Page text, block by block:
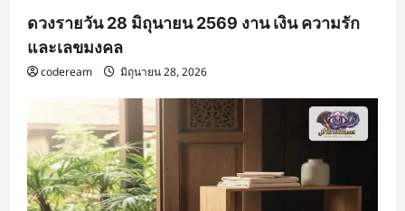
ดวงรายวัน 28 มิถุนายน 2569 งาน เงิน ความรัก
และเลขมงคล
codeream มิถุนายน 28, 2026